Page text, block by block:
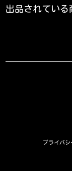
出品されている
プライバシ